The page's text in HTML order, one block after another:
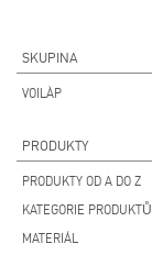
SKUPINA
VOILÀP
PRODUKTY
PRODUKTY OD A DO Z
KATEGORIE PRODUKTŮ
MATERIÁL